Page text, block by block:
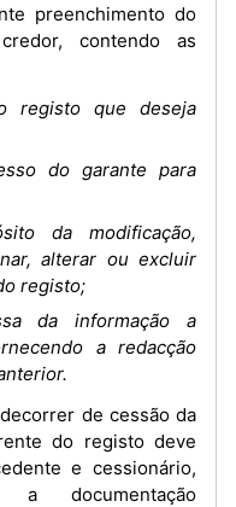
preenchimento do
contendo as
registo que deseja
do garante para
da modificação,
alterar ou excluir
registo;
da informação a
a redacção
do registo deve
e cessionário,
a documentação